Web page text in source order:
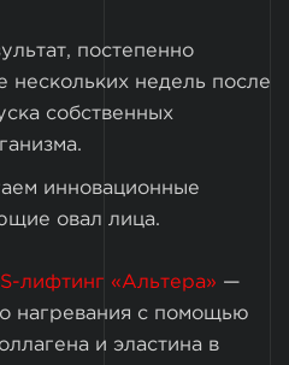
постепенно
нескольких недель после
собственных
инновационные
овал лица.
лифтинг «Альтера» —
нагревания с помощью
и эластина в